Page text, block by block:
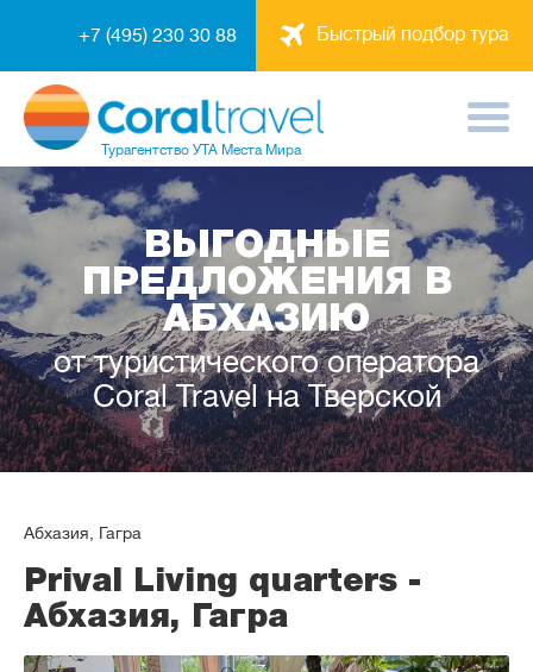
Быстрый подбор тура
+7 (495) 230 30 88
Турагентство УТА Места Мира
ВЫГОДНЫЕ
ПРЕДЛОЖЕНИЯ В
АБХАЗИЮ
от туристического оператора
Coral Travel на Тверской
Абхазия, Гагра
Prival Living quarters -
Абхазия, Гагра